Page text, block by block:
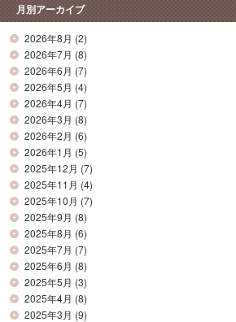
月別アーカイブ
2026年8月 (2)
2026年7月 (8)
2026年6月 (7)
2026年5月 (4)
2026年4月 (7)
2026年3月 (8)
2026年2月 (6)
2026年1月 (5)
2025年12月 (7)
2025年11月 (4)
2025年10月 (7)
2025年9月 (8)
2025年8月 (6)
2025年7月 (7)
2025年6月 (8)
2025年5月 (3)
2025年4月 (8)
2025年3月 (9)